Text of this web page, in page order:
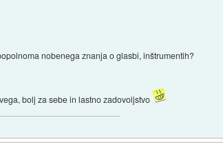
nobenega znanja o glasbi, inštrumentih?
bolj za sebe in lastno zadovoljstvo